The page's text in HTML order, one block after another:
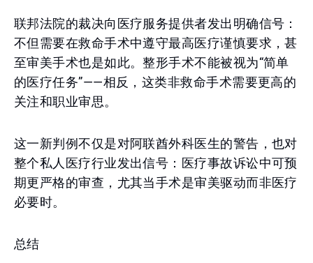
联邦法院的裁决向医疗服务提供者发出明确信号：
不但需要在救命手术中遵守最高医疗谨慎要求，甚
至审美手术也是如此。整形手术不能被视为“简单
的医疗任务”——相反，这类非救命手术需要更高的
关注和职业审思。
这一新判例不仅是对阿联酋外科医生的警告，也对
整个私人医疗行业发出信号：医疗事故诉讼中可预
期更严格的审查，尤其当手术是审美驱动而非医疗
必要时。
总结